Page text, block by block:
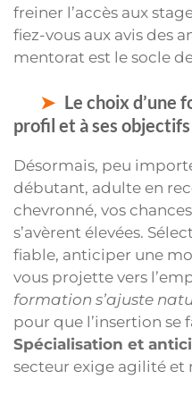
freiner l’accès aux
fiez-vous aux avis des
mentorat est le socle
Le choix d’une
profil et à ses objectifs
Désormais, peu
débutant, adulte en
chevronné, vos
s’avèrent élevées.
fiable, anticiper une
vous projette vers
formation s’ajuste
pour que l’insertion se
Spécialisation et
secteur exige agilité et